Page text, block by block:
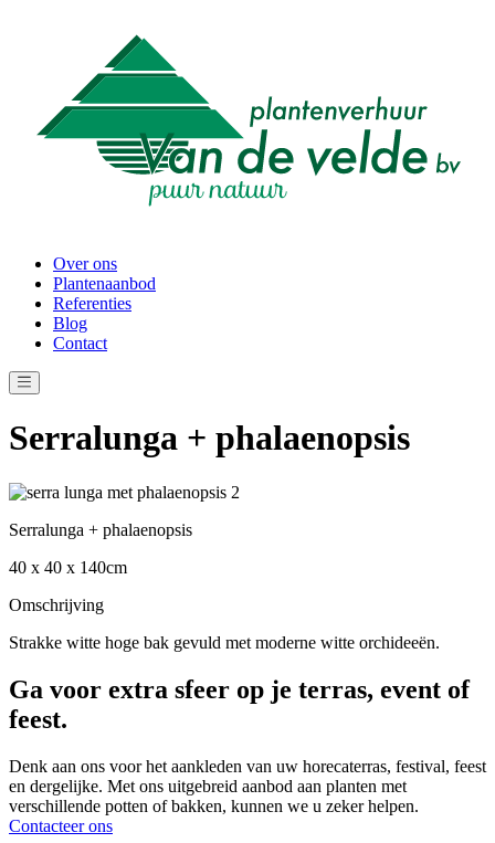
Over ons
Plantenaanbod
Referenties
Blog
Contact
Serralunga + phalaenopsis
Serralunga + phalaenopsis
40 x 40 x 140cm
Omschrijving
Strakke witte hoge bak gevuld met moderne witte orchideeën.
Ga voor extra sfeer op je terras, event of
feest.
Denk aan ons voor het aankleden van uw horecaterras, festival, feest
en dergelijke. Met ons uitgebreid aanbod aan planten met
verschillende potten of bakken, kunnen we u zeker helpen.
Contacteer ons